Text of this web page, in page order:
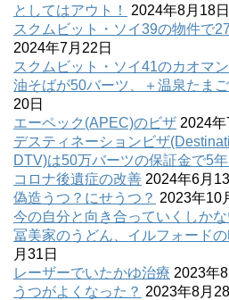
としてはアウト！
2024年8月18日
スクムビット・ソイ39の物件で
2024年7月22日
スクムビット・ソイ41のカオマ
油そばが50バーツ、＋温泉たま
20日
エーペック(APEC)のビザ 2024年
デスティネーションビザ
DTV)は50万バーツの保証金で5年
コロナ後遺症の改善 2024年6月
偽造うつ？にせうつ？ 2023年10
今の自分と向き合っていくしかな
冨美家のうどん、イルフォード
月31日
レーザーでいたかゆ治療 2023年
うつがよくなった？ 2023年8月